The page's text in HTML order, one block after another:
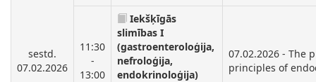
sestd.
07.02.2026
11:30
-
13:00
Iekšķīgās
slimības I
(gastroenteroloģija,
nefroloģija,
endokrinoloģija)
07.02.2026 - The
principles of